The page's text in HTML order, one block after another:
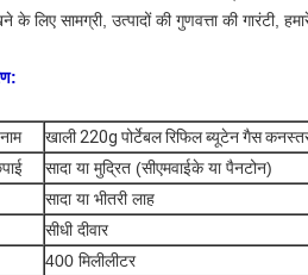
के लिए सामग्री, उत्पादों की गुणवत्ता की गारंटी,
खाली 220g पोर्टेबल रिफिल ब्यूटेन गैस
सादा या मुद्रित (सीएमवाईके या पैनटोन)
सादा या भीतरी लाह
सीधी दीवार
400 मिलीलीटर